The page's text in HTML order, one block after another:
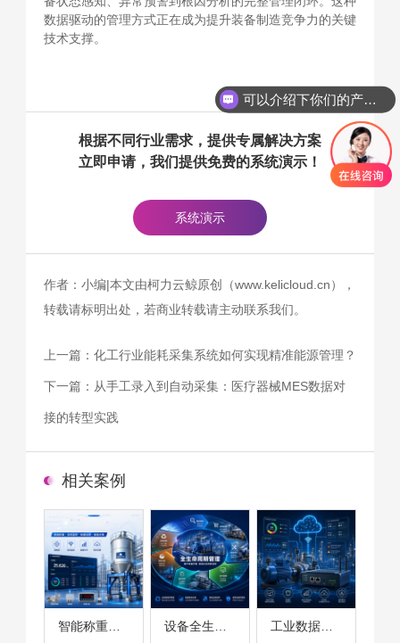
数据驱动的管理方式正在成为提升装备制造竞争力的关键
技术支撑。
根据不同行业需求，提供专属解决方案
立即申请，我们提供免费的系统演示！
系统演示
作者：小编|本文由柯力云鲸原创（www.kelicloud.cn），
转载请标明出处，若商业转载请主动联系我们。
上一篇： 化工行业能耗采集系统如何实现精准能源管理？
下一篇： 从手工录入到自动采集：医疗器械MES数据对
接的转型实践
相关案例
智能称重系统案例 设备全生命周期管理案例 工业数据采集与设备监控案例
可以介绍下你们的产品么